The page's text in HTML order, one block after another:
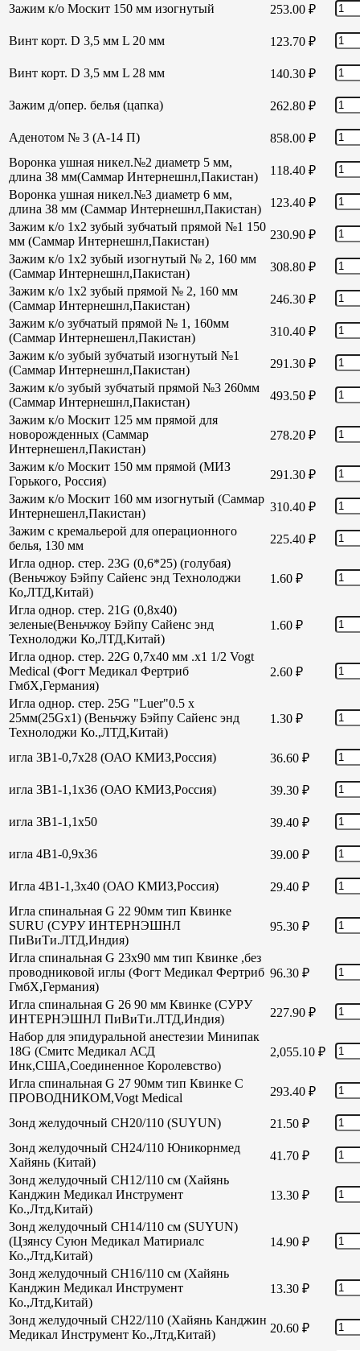
Зажим к/о Москит 150 мм изогнутый 253.00 ₽
Винт корт. D 3,5 мм L 20 мм 123.70 ₽
Винт корт. D 3,5 мм L 28 мм 140.30 ₽
Зажим д/опер. белья (цапка) 262.80 ₽
Аденотом № 3 (А-14 П) 858.00 ₽
Воронка ушная никел.№2 диаметр 5 мм,
длина 38 мм(Саммар Интернешнл,Пакистан)
118.40 ₽
Воронка ушная никел.№3 диаметр 6 мм,
длина 38 мм (Саммар Интернешнл,Пакистан)
123.40 ₽
Зажим к/о 1х2 зубый зубчатый прямой №1 150
мм (Саммар Интернешнл,Пакистан)
230.90 ₽
Зажим к/о 1х2 зубый изогнутый № 2, 160 мм
(Саммар Интернешнл,Пакистан)
308.80 ₽
Зажим к/о 1х2 зубый прямой № 2, 160 мм
(Саммар Интернешнл,Пакистан)
246.30 ₽
Зажим к/о зубчатый прямой № 1, 160мм
(Саммар Интернешенл,Пакистан)
310.40 ₽
Зажим к/о зубый зубчатый изогнутый №1
(Саммар Интернешнл,Пакистан)
291.30 ₽
Зажим к/о зубый зубчатый прямой №3 260мм
(Саммар Интернешнл,Пакистан)
493.50 ₽
Зажим к/о Москит 125 мм прямой для
новорожденных (Саммар
Интернешенл,Пакистан)
278.20 ₽
Зажим к/о Москит 150 мм прямой (МИЗ
Горького, Россия)
291.30 ₽
Зажим к/о Москит 160 мм изогнутый (Саммар
Интернешенл,Пакистан)
310.40 ₽
Зажим с кремальерой для операционного
белья, 130 мм
225.40 ₽
Игла однор. стер. 23G (0,6*25) (голубая)
(Веньчжоу Бэйпу Сайенс энд Технолоджи
Ко,ЛТД,Китай)
1.60 ₽
Игла однор. стер. 21G (0,8х40)
зеленые(Веньчжоу Бэйпу Сайенс энд
Технолоджи Ко,ЛТД,Китай)
1.60 ₽
Игла однор. стер. 22G 0,7х40 мм .х1 1/2 Vogt
Medical (Фогт Медикал Фертриб
ГмбХ,Германия)
2.60 ₽
Игла однор. стер. 25G "Luer"0.5 х
25мм(25Gх1) (Веньчжу Бэйпу Сайенс энд
Технолоджи Ко.,ЛТД,Китай)
1.30 ₽
игла 3В1-0,7х28 (ОАО КМИЗ,Россия) 36.60 ₽
игла 3В1-1,1х36 (ОАО КМИЗ,Россия) 39.30 ₽
игла 3В1-1,1х50 39.40 ₽
игла 4В1-0,9х36 39.00 ₽
Игла 4В1-1,3х40 (ОАО КМИЗ,Россия) 29.40 ₽
Игла спинальная G 22 90мм тип Квинке
SURU (СУРУ ИНТЕРНЭШНЛ
ПиВиТи.ЛТД,Индия)
95.30 ₽
Игла спинальная G 23х90 мм тип Квинке ,без
проводниковой иглы (Фогт Медикал Фертриб
ГмбХ,Германия)
96.30 ₽
Игла спинальная G 26 90 мм Квинке (СУРУ
ИНТЕРНЭШНЛ ПиВиТи.ЛТД,Индия)
227.90 ₽
Набор для эпидуральной анестезии Минипак
18G (Смитс Медикал АСД
Инк,США,Соединенное Королевство)
2,055.10 ₽
Игла спинальная G 27 90мм тип Квинке С
ПРОВОДНИКОМ,Vogt Medical
293.40 ₽
Зонд желудочный СН20/110 (SUYUN) 21.50 ₽
Зонд желудочный СН24/110 Юникорнмед
Хайянь (Китай)
41.70 ₽
Зонд желудочный CH12/110 см (Хайянь
Канджин Медикал Инструмент
Ко.,Лтд,Китай)
13.30 ₽
Зонд желудочный CH14/110 см (SUYUN)
(Цзянсу Суюн Медикал Матириалс
Ко.,Лтд,Китай)
14.90 ₽
Зонд желудочный CH16/110 см (Хайянь
Канджин Медикал Инструмент
Ко.,Лтд,Китай)
13.30 ₽
Зонд желудочный СН22/110 (Хайянь Канджин
Медикал Инструмент Ко.,Лтд,Китай)
20.60 ₽